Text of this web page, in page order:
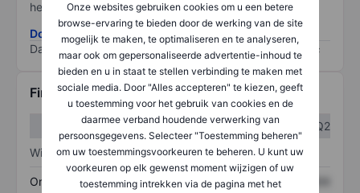
Onze websites gebruiken cookies om u een betere
browse-ervaring te bieden door de werking van de site
mogelijk te maken, te optimaliseren en te analyseren,
maar ook om gepersonaliseerde advertentie-inhoud te
bieden en u in staat te stellen verbinding te maken met
sociale media. Door "Alles accepteren" te kiezen, geeft
u toestemming voor het gebruik van cookies en de
daarmee verband houdende verwerking van
persoonsgegevens. Selecteer "Toestemming beheren"
om uw toestemmingsvoorkeuren te beheren. U kunt uw
voorkeuren op elk gewenst moment wijzigen of uw
toestemming intrekken via de pagina met het
het grootste risico).
Download de ESG-risicomethodologie
Data provided by
/
Financiële gegevens
Q1
Q2
Winst/verlies
Omzet XXXXXXX XXXXXXX